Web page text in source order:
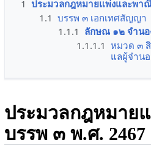
1 ประมวลกฎหมายแพ่งและพา
1.1 บรรพ ๓ เอกเทศสัญญา
1.1.1 ลักษณ ๑๒ จำนอ
1.1.1.1 หมวด ๓
แลผู้จำน
ประมวลกฎหมาย
บรรพ ๓ พ.ศ. 2467